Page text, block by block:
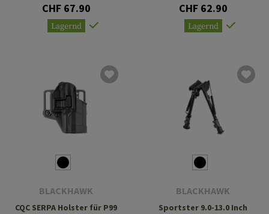
CHF 67.90
Lagernd
CHF 62.90
Lagernd
BLACKHAWK
CQC SERPA Holster für P99
BLACKHAWK
Sportster 9.0-13.0 Inch